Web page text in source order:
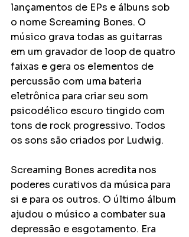
lançamentos de EPs e álbuns sob
o nome Screaming Bones. O
músico grava todas as guitarras
em um gravador de loop de quatro
faixas e gera os elementos de
percussão com uma bateria
eletrônica para criar seu som
psicodélico escuro tingido com
tons de rock progressivo. Todos
os sons são criados por Ludwig.
Screaming Bones acredita nos
poderes curativos da música para
si e para os outros. O último álbum
ajudou o músico a combater sua
depressão e esgotamento. Era